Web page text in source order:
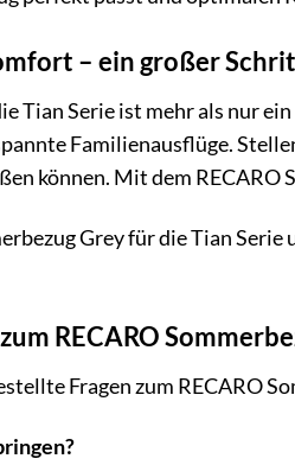
– ein großer
Tian Serie ist mehr als nur
Familienausflüge.
können. Mit dem
Grey für die Tian
RECARO
Fragen zum RECARO